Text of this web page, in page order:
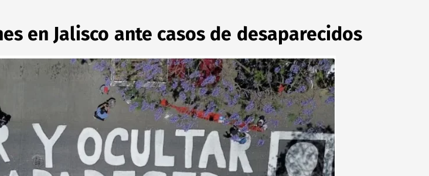
en Jalisco ante casos de desaparecidos